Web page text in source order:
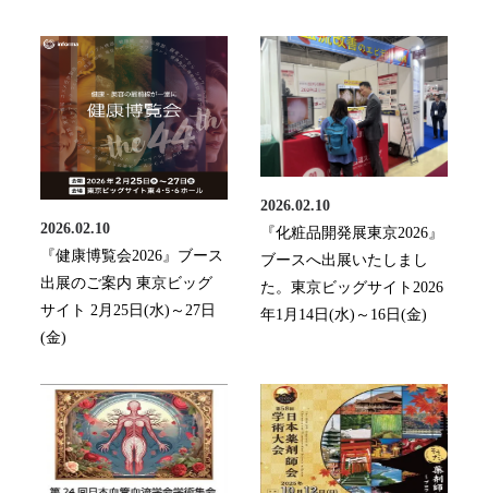
2026.02.10
『健康博覧会2026』ブース
出展のご案内 東京ビッグ
サイト 2月25日(水)～27日
(金)
2026.02.10
『化粧品開発展東京2026』
ブースへ出展いたしまし
た。東京ビッグサイト2026
年1月14日(水)～16日(金)